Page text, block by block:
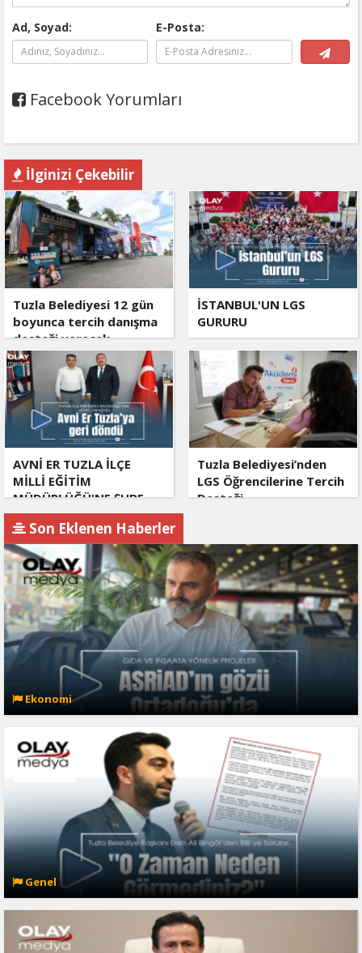
Ad, Soyad: E-Posta:
Facebook Yorumları
İlginizi Çekebilir
Tuzla Belediyesi 12 gün
boyunca tercih danışma
desteği verecek
İSTANBUL'UN LGS
GURURU
AVNİ ER TUZLA İLÇE
MİLLİ EĞİTİM
MÜDÜRLÜĞÜ'NE ŞUBE
MÜDÜRÜ OLARAK
ATANDI
Tuzla Belediyesi’nden
LGS Öğrencilerine Tercih
Desteği
Son Eklenen Haberler
Ekonomi
Genel